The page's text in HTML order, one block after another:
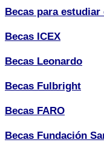
Becas para
Becas ICEX
Becas Leonardo
Becas Fulbright
Becas FARO
Becas Fundación